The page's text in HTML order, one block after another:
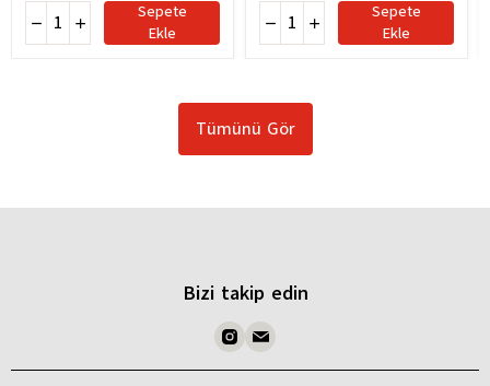
Sepete
Ekle
Sepete
Ekle
Tümünü Gör
Bizi takip edin